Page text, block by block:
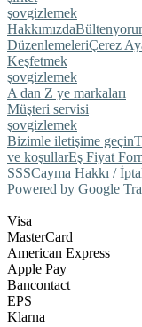
şovgizlemek
HakkımızdaBülten
DüzenlemeleriÇerez
Keşfetmek
şovgizlemek
A dan Z ye markaları
Müşteri servisi
şovgizlemek
Bizimle iletişime geçin
ve koşullarEş Fiyat
SSSCayma Hakkı /
Powered by Google
Visa
MasterCard
American Express
Apple Pay
Bancontact
EPS
Klarna